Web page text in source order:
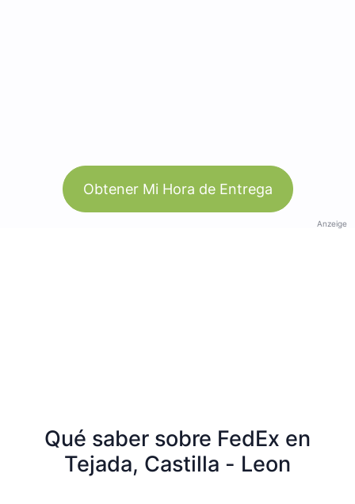
Obtener Mi Hora de Entrega
Anzeige
Qué saber sobre FedEx en
Tejada, Castilla - Leon